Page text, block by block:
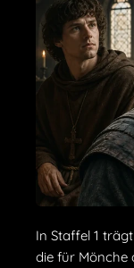
In Staffel 1
die für Mönche